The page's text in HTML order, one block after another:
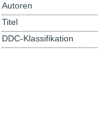
Autoren
Titel
DDC-Klassifikation